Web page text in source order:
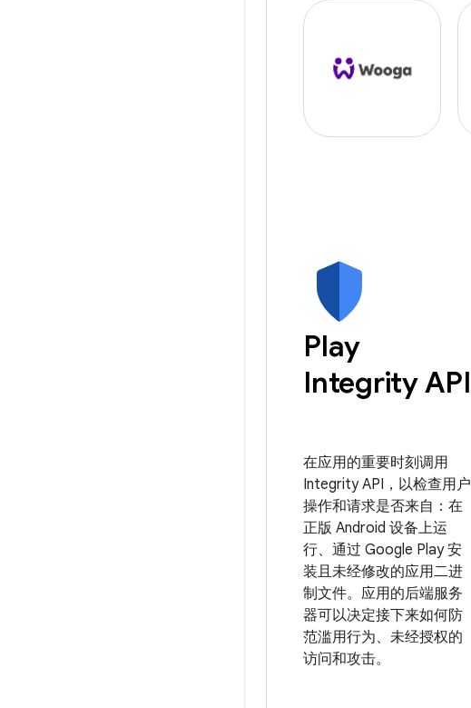
Play
Integrity API
在应用的重要时刻调用
Integrity API，以检查用户
操作和请求是否来自：在
正版 Android 设备上运
行、通过 Google Play 安
装且未经修改的应用二进
制文件。应用的后端服务
器可以决定接下来如何防
范滥用行为、未经授权的
访问和攻击。